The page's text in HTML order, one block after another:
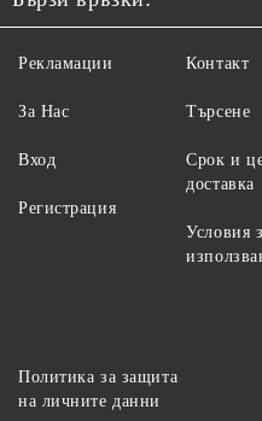
Рекламации
За Нас
Вход
Регистрация
Контакт
Търсене
Срок и
доставка
Условия
Политика за защита
на личните данни